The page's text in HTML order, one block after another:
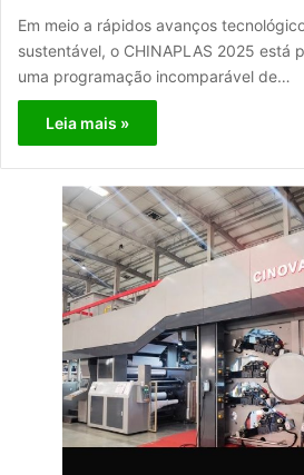
Em meio a rápidos avanços
sustentável, o CHINAPLAS 2025 está
uma programação incomparável de…
Leia mais »